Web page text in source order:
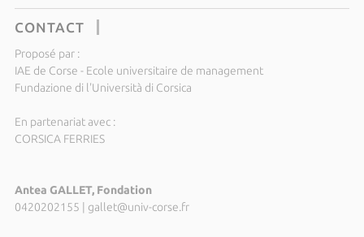
CONTACT
Proposé par :
IAE de Corse - Ecole universitaire de management
Fundazione di l'Università di Corsica
En partenariat avec :
CORSICA FERRIES
Antea GALLET, Fondation
0420202155 | gallet@univ-corse.fr